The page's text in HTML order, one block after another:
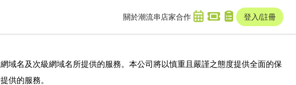
關於潮流串 店家合作 登入/註冊
域名及次級網域名所提供的服務。本公司將以慎重且嚴謹之態度提供全面的保
供的服務。